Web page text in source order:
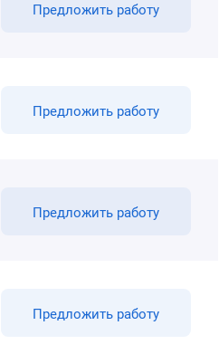
Предложить работу
Предложить работу
Предложить работу
Предложить работу